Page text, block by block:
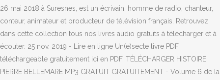
26 mai 2018 à Suresnes, est un écrivain, homme de radio, chanteur,
conteur, animateur et producteur de télévision français. Retrouvez
dans cette collection tous nos livres audio gratuits à télécharger et à
écouter. 25 nov. 2019 - Lire en ligne Un(e)secte livre PDF
téléchargeable gratuitement ici en PDF. TÉLÉCHARGER HISTOIRE
PIERRE BELLEMARE MP3 GRATUIT GRATUITEMENT - Volume 6 de la